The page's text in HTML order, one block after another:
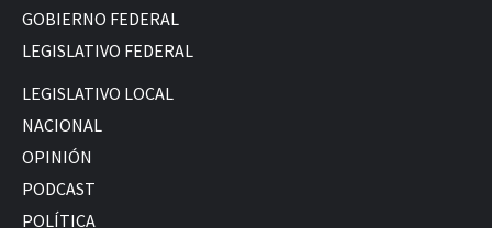
GOBIERNO FEDERAL
LEGISLATIVO FEDERAL
LEGISLATIVO LOCAL
NACIONAL
OPINIÓN
PODCAST
POLÍTICA